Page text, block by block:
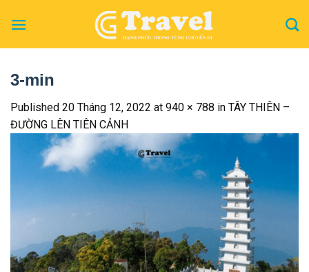
3-min
Published 20 Tháng 12, 2022 at 940 × 788 in TÂY THIÊN –
ĐƯỜNG LÊN TIÊN CẢNH